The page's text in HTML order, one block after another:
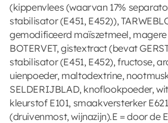
(kippenvlees (waarvan 17%
stabilisator (E451, E452)),
gemodificeerd maïszetmeel, magere
BOTERVET, gistextract (bevat
stabilisator (E451, E452), fructose,
uienpoeder, maltodextrine,
SELDERIJBLAD, knoflookpoeder,
kleurstof E101, smaakversterker
(druivenmost, wijnazijn).E = door de